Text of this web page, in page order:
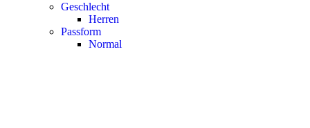
Geschlecht
Herren
Passform
Normal